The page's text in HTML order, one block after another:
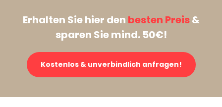
Erhalten Sie hier den besten Preis&
sparen Sie mind. 50€!
Kostenlos & unverbindlich anfragen!